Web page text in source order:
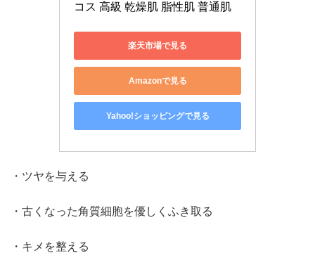
コス 高級 乾燥肌 脂性肌 普通肌
楽天市場で見る
Amazonで見る
Yahoo!ショッピングで見る
・ツヤを与える
・古くなった角質細胞を優しくふき取る
・キメを整える